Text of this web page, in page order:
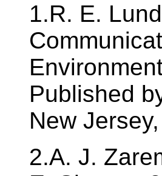
1.R. E.
Published
New
2.A. J.